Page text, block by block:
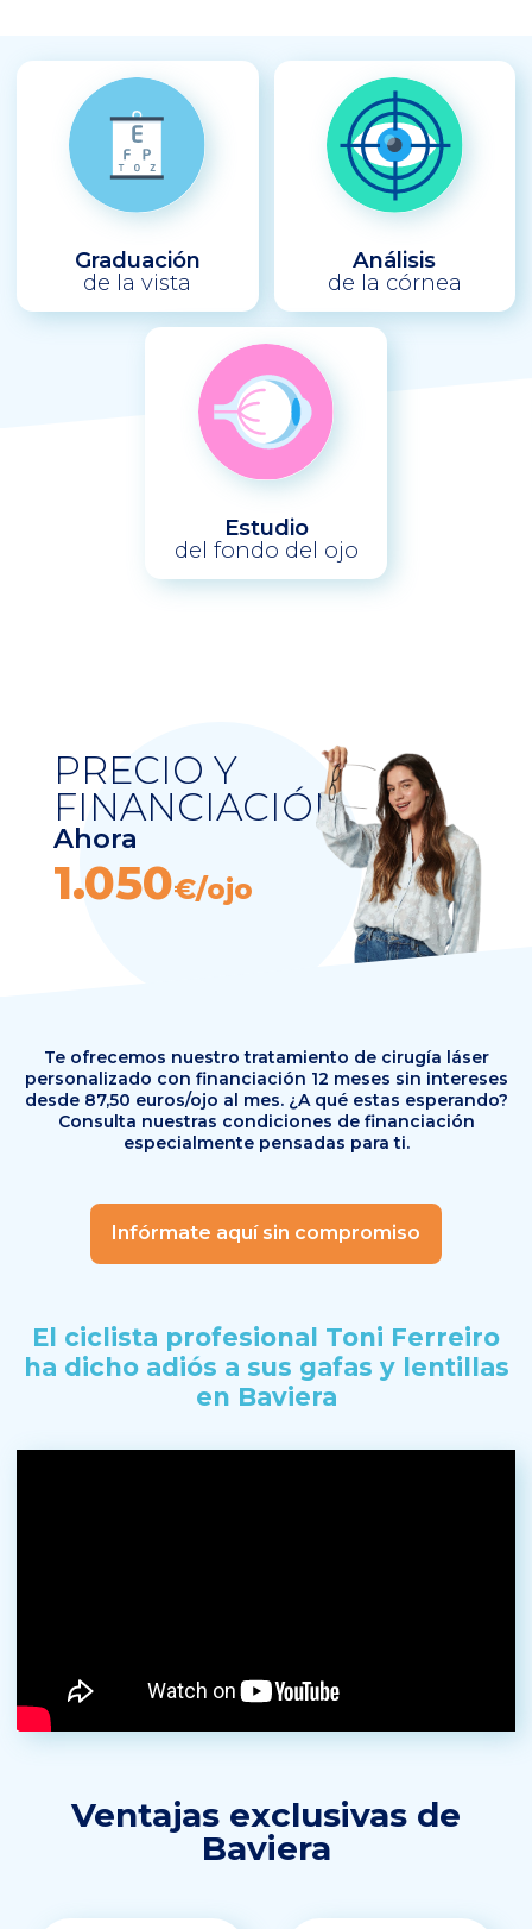
Graduación
de la vista
Análisis
de la córnea
Estudio
del fondo del ojo
PRECIO Y
FINANCIACIÓN
Ahora
1.050€/ojo
Te ofrecemos nuestro tratamiento de cirugía láser
personalizado con financiación 12 meses sin intereses
desde 87,50 euros/ojo al mes. ¿A qué estas esperando?
Consulta nuestras condiciones de financiación
especialmente pensadas para ti.
Infórmate aquí sin compromiso
El ciclista profesional Toni Ferreiro
ha dicho adiós a sus gafas y lentillas
en Baviera
Ventajas exclusivas de
Baviera